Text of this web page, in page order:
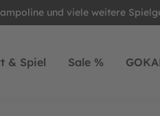
und viele weitere
& Spiel Sale %